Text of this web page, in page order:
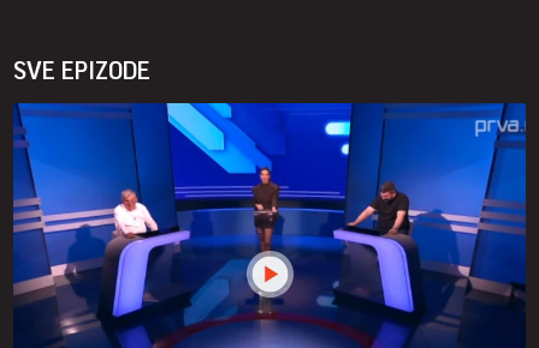
SVE EPIZODE